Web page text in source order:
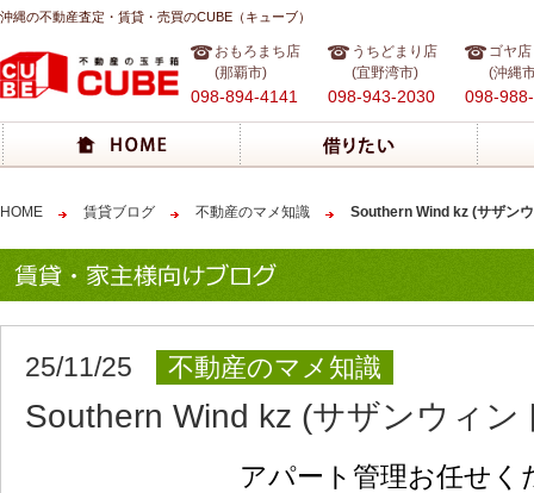
沖縄の不動産査定・賃貸・売買のCUBE（キューブ）
おもろまち店
(那覇市)
098-894-4141
うちどまり店
(宜野湾市)
098-943-2030
ゴヤ店
(沖縄
098-
HOME 賃貸ブログ 不動産のマメ知識 Southern Wind kz (サザン
25/11/25 不動産のマメ知識
Southern Wind kz (サザンウィン
アパート管理お任せく